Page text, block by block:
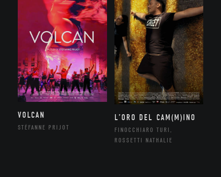
VOLCAN
STÉFANNE PRIJOT
L’ORO DEL CAM(M)INO
FINOCCHIARO TURI,
ROSSETTI NATHALIE